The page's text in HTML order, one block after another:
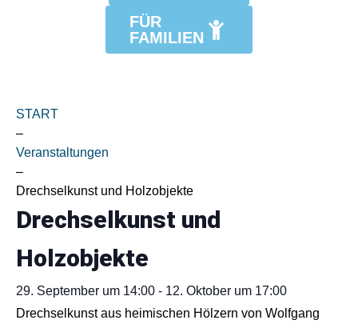
FÜR
FAMILIEN
START
–
Veranstaltungen
–
Drechselkunst und Holzobjekte
Drechselkunst und
Holzobjekte
29. September um 14:00 - 12. Oktober um 17:00
Drechselkunst aus heimischen Hölzern von Wolfgang